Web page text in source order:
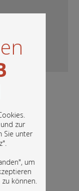
zur
Sie unter
".
um
können.
digitalen